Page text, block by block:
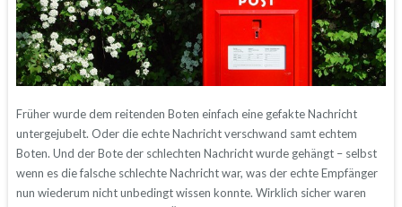
Früher wurde dem reitenden Boten einfach eine gefakte Nachricht
untergejubelt. Oder die echte Nachricht verschwand samt echtem
Boten. Und der Bote der schlechten Nachricht wurde gehängt – selbst
wenn es die falsche schlechte Nachricht war, was der echte Empfänger
nun wiederum nicht unbedingt wissen konnte. Wirklich sicher waren